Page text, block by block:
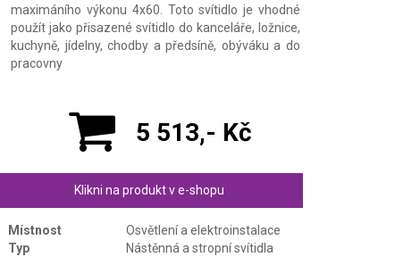
maximáního výkonu 4x60. Toto svítidlo je vhodné
použít jako přisazené svítidlo do kanceláře, ložnice,
kuchyně, jídelny, chodby a předsíně, obýváku a do
pracovny
5 513,- Kč
Klikni na produkt v e-shopu
Místnost
Osvětlení a elektroinstalace
Typ
Nástěnná a stropní svítidla